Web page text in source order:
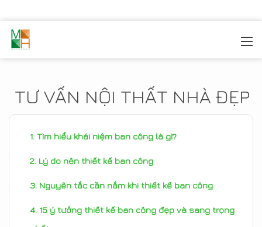
TƯ VẤN NỘI THẤT NHÀ ĐẸP
Tìm hiểu khái niệm ban công là gì?
Lý do nên thiết kế ban công
Nguyên tắc cần nắm khi thiết kế ban công
15 ý tưởng thiết kế ban công đẹp và sang trọng